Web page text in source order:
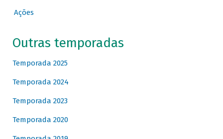
Ações
Outras temporadas
Temporada 2025
Temporada 2024
Temporada 2023
Temporada 2020